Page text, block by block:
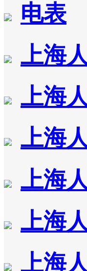
电表
上海
上海
上海
上海
上海
上海